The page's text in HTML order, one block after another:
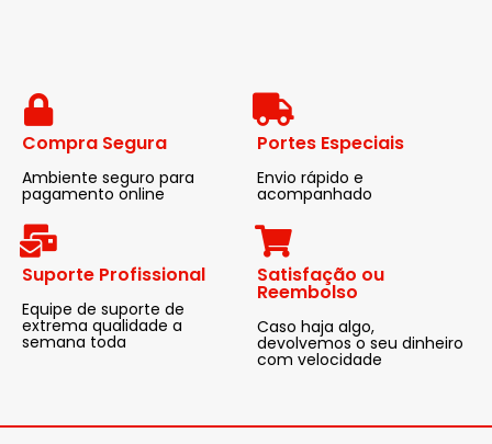
Compra Segura
Ambiente seguro para
pagamento online
Portes Especiais
Envio rápido e
acompanhado
Suporte Profissional
Equipe de suporte de
extrema qualidade a
semana toda
Satisfação ou
Reembolso
Caso haja algo,
devolvemos o seu dinheiro
com velocidade